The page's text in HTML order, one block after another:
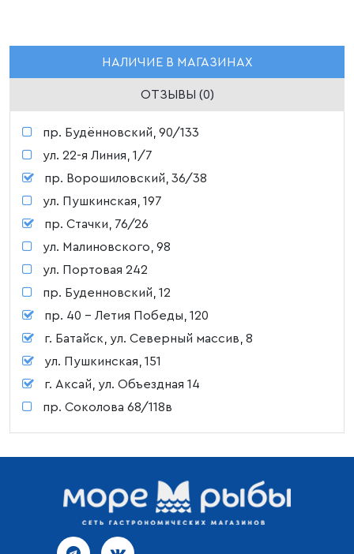
НАЛИЧИЕ В МАГАЗИНАХ
ОТЗЫВЫ (0)
пр. Будённовский, 90/133
ул. 22-я Линия, 1/7
пр. Ворошиловский, 36/38
ул. Пушкинская, 197
пр. Стачки, 76/26
ул. Малиновского, 98
ул. Портовая 242
пр. Буденновский, 12
пр. 40 - Летия Победы, 120
г. Батайск, ул. Северный массив, 8
ул. Пушкинская, 151
г. Аксай, ул. Объездная 14
пр. Соколова 68/118в